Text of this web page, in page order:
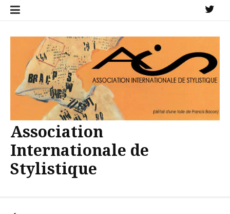
Aller
Association
Internationale de
Stylistique